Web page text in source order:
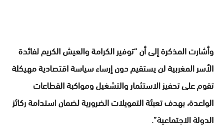
وأشارت المذكرة إلى أن “توفير الكرامة والعيش الكريم لفائدة
الأسر المغربية لن يستقيم دون إرساء سياسة اقتصادية مهيكلة
تقوم على تحفيز الاستثمار والتشغيل ومواكبة القطاعات
الواعدة، بهدف تعبئة التمويلات الضرورية لضمان استدامة ركائز
الدولة الاجتماعية”.